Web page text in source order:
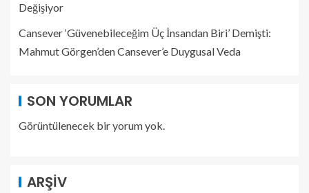
Değişiyor
Cansever ‘Güvenebileceğim Üç İnsandan Biri’ Demişti:
Mahmut Görgen’den Cansever’e Duygusal Veda
SON YORUMLAR
Görüntülenecek bir yorum yok.
ARŞIV